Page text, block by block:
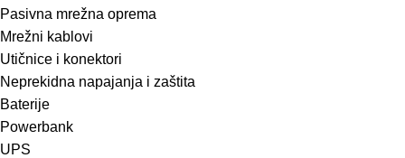
Pasivna mrežna oprema
Mrežni kablovi
Utičnice i konektori
Neprekidna napajanja i zaštita
Baterije
Powerbank
UPS